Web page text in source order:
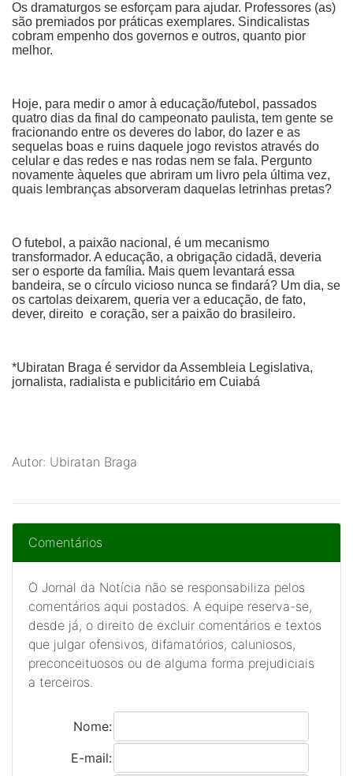
Os dramaturgos se esforçam para ajudar. Professores (as)
são premiados por práticas exemplares. Sindicalistas
cobram empenho dos governos e outros, quanto pior
melhor.
Hoje, para medir o amor à educação/futebol, passados
quatro dias da final do campeonato paulista, tem gente se
fracionando entre os deveres do labor, do lazer e as
sequelas boas e ruins daquele jogo revistos através do
celular e das redes e nas rodas nem se fala. Pergunto
novamente àqueles que abriram um livro pela última vez,
quais lembranças absorveram daquelas letrinhas pretas?
O futebol, a paixão nacional, é um mecanismo
transformador. A educação, a obrigação cidadã, deveria
ser o esporte da família. Mais quem levantará essa
bandeira, se o círculo vicioso nunca se findará? Um dia, se
os cartolas deixarem, queria ver a educação, de fato,
dever, direito e coração, ser a paixão do brasileiro.
*Ubiratan Braga é servidor da Assembleia Legislativa,
jornalista, radialista e publicitário em Cuiabá
Autor: Ubiratan Braga
Comentários
O Jornal da Notícia não se responsabiliza pelos
comentários aqui postados. A equipe reserva-se,
desde já, o direito de excluir comentários e textos
que julgar ofensivos, difamatórios, caluniosos,
preconceituosos ou de alguma forma prejudiciais
a terceiros.
Nome:
E-mail: